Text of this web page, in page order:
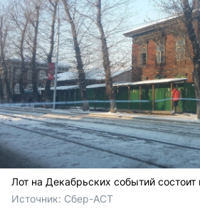
Лот на Декабрьских событий состоит
Источник: Сбер-АСТ